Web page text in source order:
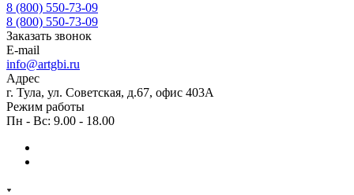
8 (800) 550-73-09
8 (800) 550-73-09
Заказать звонок
E-mail
info@artgbi.ru
Адрес
г. Тула, ул. Советская, д.67, офис 403А
Режим работы
Пн - Вс: 9.00 - 18.00